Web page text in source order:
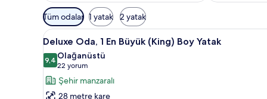
Odalar
için
mevcut
filtreler
Tüm odalar 1 yatak 2 yatak
Deluxe
Oda,
1
En
Büyük
Deluxe Oda, 1 En Büyük
5
Deluxe Oda, 1 En Büyük (King) Boy Yatak
9,49,4 / 10
Olağanüstü
22 yorum
(22
yorum)
Şehir manzaralı
28 metre kare